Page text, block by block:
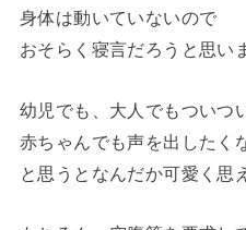
身体は動いていないので
おそらく寝言だろうと思い
幼児でも、大人でもついつ
赤ちゃんでも声を出したく
と思うとなんだか可愛く思